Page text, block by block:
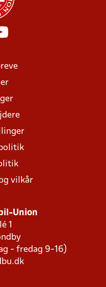
vilkår
Union
1
- fredag 9-16)